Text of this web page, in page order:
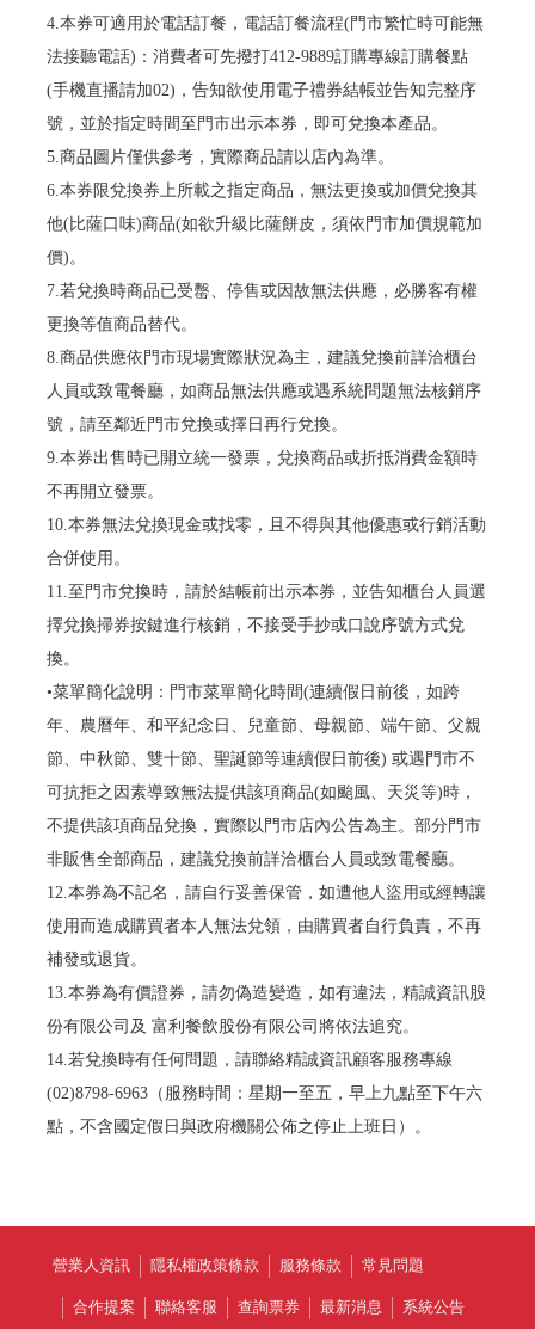
4.本券可適用於電話訂餐，電話訂餐流程(門市繁忙時可能無
法接聽電話)：消費者可先撥打412-9889訂購專線訂購餐點
(手機直播請加02)，告知欲使用電子禮券結帳並告知完整序
號，並於指定時間至門市出示本券，即可兌換本產品。
5.商品圖片僅供參考，實際商品請以店內為準。
6.本券限兌換券上所載之指定商品，無法更換或加價兌換其
他(比薩口味)商品(如欲升級比薩餅皮，須依門市加價規範加
價)。
7.若兌換時商品已受罊、停售或因故無法供應，必勝客有權
更換等值商品替代。
8.商品供應依門市現場實際狀況為主，建議兌換前詳洽櫃台
人員或致電餐廳，如商品無法供應或遇系統問題無法核銷序
號，請至鄰近門市兌換或擇日再行兌換。
9.本券出售時已開立統一發票，兌換商品或折抵消費金額時
不再開立發票。
10.本券無法兌換現金或找零，且不得與其他優惠或行銷活動
合併使用。
11.至門市兌換時，請於結帳前出示本券，並告知櫃台人員選
擇兌換掃券按鍵進行核銷，不接受手抄或口說序號方式兌
換。
•菜單簡化說明：門市菜單簡化時間(連續假日前後，如跨
年、農曆年、和平紀念日、兒童節、母親節、端午節、父親
節、中秋節、雙十節、聖誕節等連續假日前後) 或遇門市不
可抗拒之因素導致無法提供該項商品(如颱風、天災等)時，
不提供該項商品兌換，實際以門市店內公告為主。部分門市
非販售全部商品，建議兌換前詳洽櫃台人員或致電餐廳。
12.本券為不記名，請自行妥善保管，如遭他人盜用或經轉讓
使用而造成購買者本人無法兌領，由購買者自行負責，不再
補發或退貨。
13.本券為有價證券，請勿偽造變造，如有違法，精誠資訊股
份有限公司及 富利餐飲股份有限公司將依法追究。
14.若兌換時有任何問題，請聯絡精誠資訊顧客服務專線
(02)8798-6963（服務時間：星期一至五，早上九點至下午六
點，不含國定假日與政府機關公佈之停止上班日）。
營業人資訊 隱私權政策條款 服務條款 常見問題
合作提案 聯絡客服 查詢票券 最新消息 系統公告